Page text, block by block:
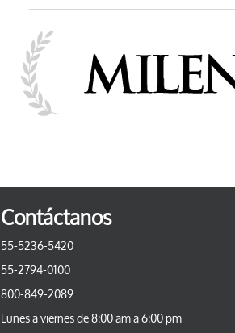
Contáctanos
55-5236-5420
55-2794-0100
800-849-2089
Lunes a viernes de 8:00 am a 6:00 pm